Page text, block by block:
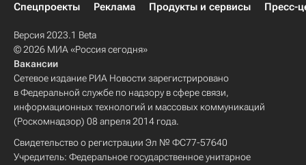
Спецпроекты
Реклама Продукты и сервисы Пресс-
Версия 2023.1 Beta
© 2026 МИА «Россия сегодня»
Вакансии
Сетевое издание РИА Новости зарегистрировано
в Федеральной службе по надзору в сфере связи,
информационных технологий и массовых коммуникаций
(Роскомнадзор) 08 апреля 2014 года.
Свидетельство о регистрации Эл № ФС77-57640
Учредитель: Федеральное государственное унитарное